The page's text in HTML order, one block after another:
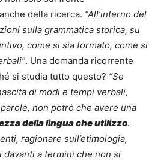
della ricerca. “All’interno del
sulla grammatica storica, su
come si sia formato, come si
. Una domanda ricorrente
si studia tutto questo? “Se
di modi e tempi verbali,
non potrò che avere una
della lingua che utilizzo.
ragionare sull’etimologia,
davanti a termini che non si